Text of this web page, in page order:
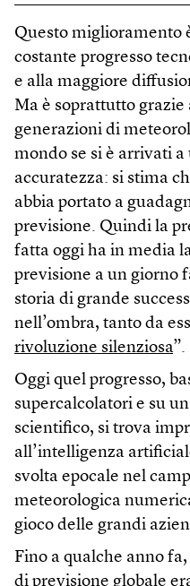
Questo miglioramento
costante progresso
e alla maggiore
Ma è soprattutto
generazioni di
mondo se si è arrivati
accuratezza: si stima
abbia portato a
previsione. Quindi la
fatta oggi ha in media
previsione a un giorno
storia di grande
nell’ombra, tanto da
rivoluzione silenziosa”.
Oggi quel progresso,
supercalcolatori e su
scientifico, si trova
all’intelligenza
svolta epocale nel
meteorologica
gioco delle grandi
Fino a qualche anno
di previsione globale